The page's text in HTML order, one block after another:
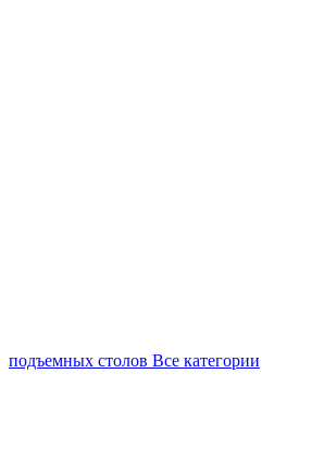
подъемных столов Все категории